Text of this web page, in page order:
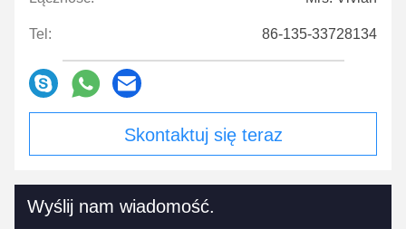
Tel: 86-135-33728134
Skontaktuj się teraz
Wyślij nam wiadomość.